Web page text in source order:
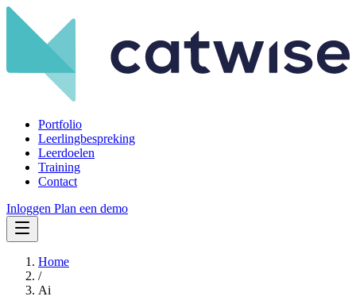
Portfolio
Leerlingbespreking
Leerdoelen
Training
Contact
Inloggen Plan een demo
Home
/
Ai